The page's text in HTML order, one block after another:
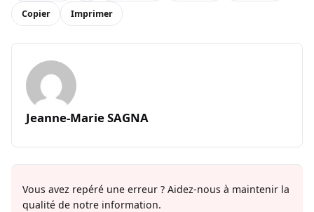
Copier Imprimer
Jeanne-Marie SAGNA
Vous avez repéré une erreur ? Aidez-nous à maintenir la
qualité de notre information.